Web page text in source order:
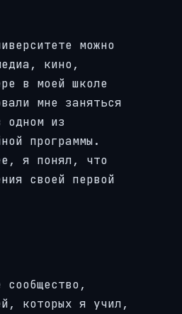
можно
кино,
в моей школе
мне заняться
одном из
программы.
я понял, что
своей первой
сообщество,
которых я учил,